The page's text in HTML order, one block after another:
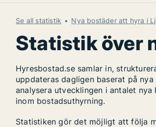
Se all statistik Nya bostäder att hyra i
Statistik över
Hyresbostad.se samlar in,
uppdateras dagligen baserat på
analysera utvecklingen i antalet
inom bostadsuthyrning.
Statistiken gör det möjligt att följa